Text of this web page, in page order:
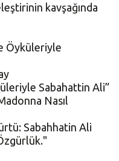
kavşağında
Öyküleriyle
Sabahattin Ali”
Nasıl
Sabahhatin Ali